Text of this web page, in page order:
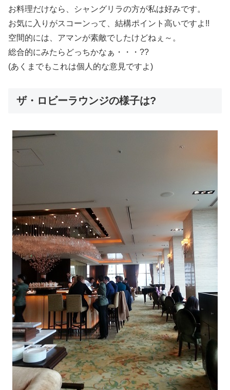
お料理だけなら、シャングリラの方が私は好みです。
お気に入りがスコーンって、結構ポイント高いですよ!!
空間的には、アマンが素敵でしたけどねぇ～。
総合的にみたらどっちかなぁ・・・??
(あくまでもこれは個人的な意見ですよ)
ザ・ロビーラウンジの様子は?